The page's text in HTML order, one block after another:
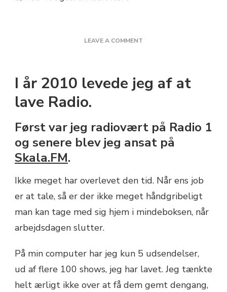
LEAVE A COMMENT
DU
SKAL
I år 2010 levede jeg af at
lave Radio.
Først var jeg radiovært på Radio 1
og senere blev jeg ansat på
Skala.FM.
Ikke meget har overlevet den tid. Når ens job
er at tale, så er der ikke meget håndgribeligt
man kan tage med sig hjem i mindeboksen, når
arbejdsdagen slutter.
På min computer har jeg kun 5 udsendelser,
ud af flere 100 shows, jeg har lavet. Jeg tænkte
helt ærligt ikke over at få dem gemt dengang,